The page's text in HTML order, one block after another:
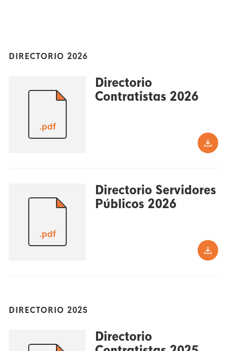
DIRECTORIO 2026
.pdf
Directorio
Contratistas 2026
.pdf
Directorio Servidores
Públicos 2026
DIRECTORIO 2025
Directorio